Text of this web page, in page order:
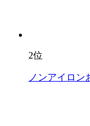
2位
ノンアイロン